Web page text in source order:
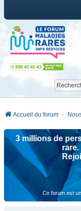
Accueil du forum
3 millions de
Ce forum est